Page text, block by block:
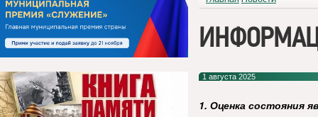
1 августа 2025
1. Оценка состояния